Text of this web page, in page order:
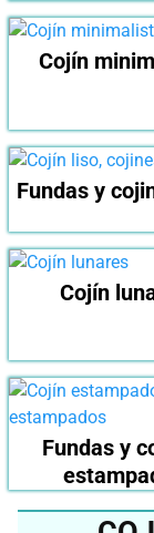
Cojín
Fundas y
Cojín
Fundas y